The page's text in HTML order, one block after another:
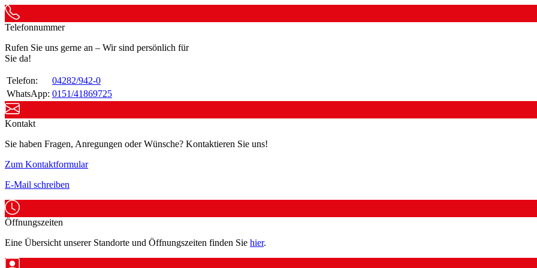
Telefonnummer
Rufen Sie uns gerne an – Wir sind persönlich für
Sie da!
Telefon:
04282/942-0
WhatsApp: 0151/41869725
Kontakt
Sie haben Fragen, Anregungen oder Wünsche? Kontaktieren Sie uns!
Zum Kontaktformular
E-Mail schreiben
Öffnungszeiten
Eine Übersicht unserer Standorte und Öffnungszeiten finden Sie hier.